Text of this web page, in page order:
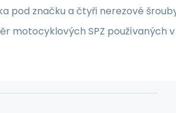
pod značku a čtyři nerezové
motocyklových SPZ používaných